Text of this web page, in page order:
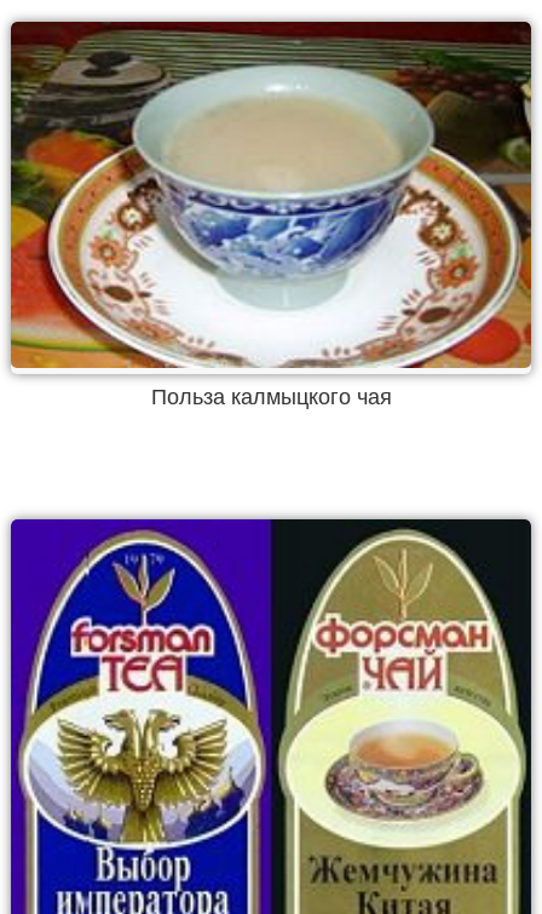
Польза калмыцкого чая